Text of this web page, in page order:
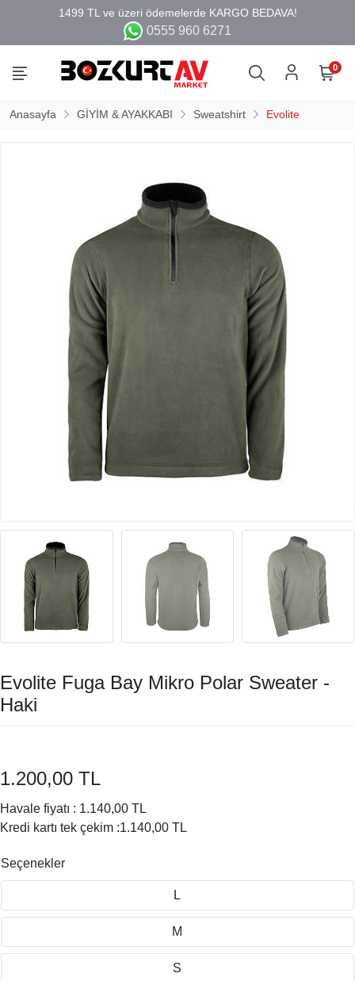
0555 960 6271
0
Anasayfa GİYİM & AYAKKABI Sweatshirt Evolite
Evolite Fuga Bay Mikro Polar Sweater -
Haki
1.200,00 TL
Havale fiyatı : 1.140,00 TL
Kredi kartı tek çekim :1.140,00 TL
Seçenekler
L
M
S